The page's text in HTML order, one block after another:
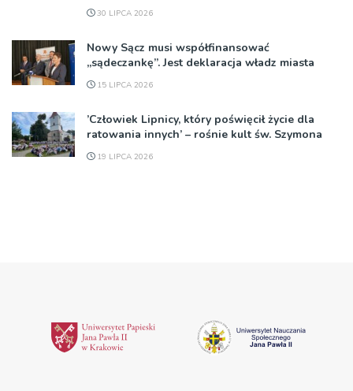
30 LIPCA 2026
Nowy Sącz musi współfinansować
„sądeczankę”. Jest deklaracja władz miasta
15 LIPCA 2026
’Człowiek Lipnicy, który poświęcił życie dla
ratowania innych’ – rośnie kult św. Szymona
19 LIPCA 2026